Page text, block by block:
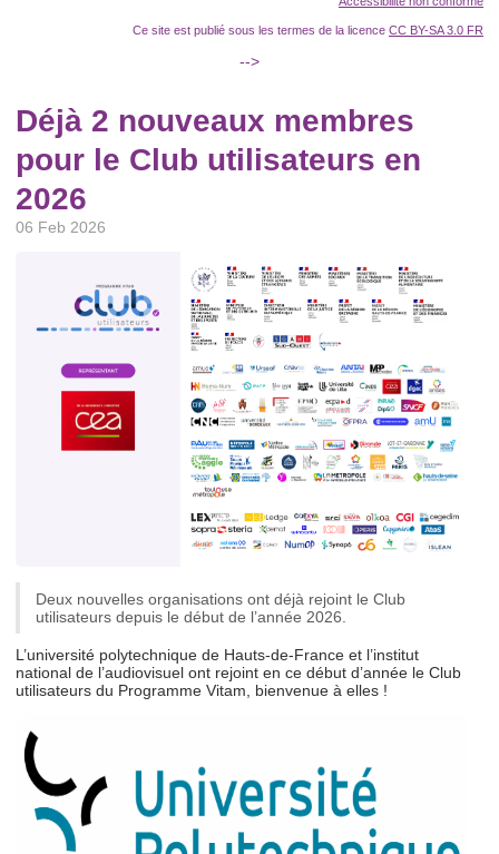
Ce site est publié sous les termes de la licence CC BY-SA 3.0 FR
-->
Déjà 2 nouveaux membres
pour le Club utilisateurs en
2026
06 Feb 2026
Deux nouvelles organisations ont déjà rejoint le Club
utilisateurs depuis le début de l’année 2026.
L’université polytechnique de Hauts-de-France et l’institut
national de l’audiovisuel ont rejoint en ce début d’année le Club
utilisateurs du Programme Vitam, bienvenue à elles !